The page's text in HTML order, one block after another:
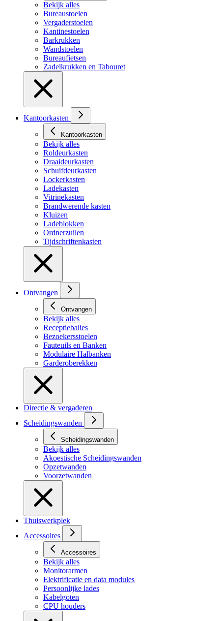
Bekijk alles
Bureaustoelen
Vergaderstoelen
Kantinestoelen
Barkrukken
Wandstoelen
Bureaufietsen
Zadelkrukken en Tabouret
Kantoorkasten
Kantoorkasten
Bekijk alles
Roldeurkasten
Draaideurkasten
Schuifdeurkasten
Lockerkasten
Ladekasten
Vitrinekasten
Brandwerende kasten
Kluizen
Ladeblokken
Ordnerzuilen
Tijdschriftenkasten
Ontvangen
Ontvangen
Bekijk alles
Receptiebalies
Bezoekersstoelen
Fauteuils en Banken
Modulaire Halbanken
Garderoberekken
Directie & vergaderen
Scheidingswanden
Scheidingswanden
Bekijk alles
Akoestische Scheidingswanden
Opzetwanden
Voorzetwanden
Thuiswerkplek
Accessoires
Accessoires
Bekijk alles
Monitorarmen
Elektrificatie en data modules
Persoonlijke lades
Kabelgoten
CPU houders